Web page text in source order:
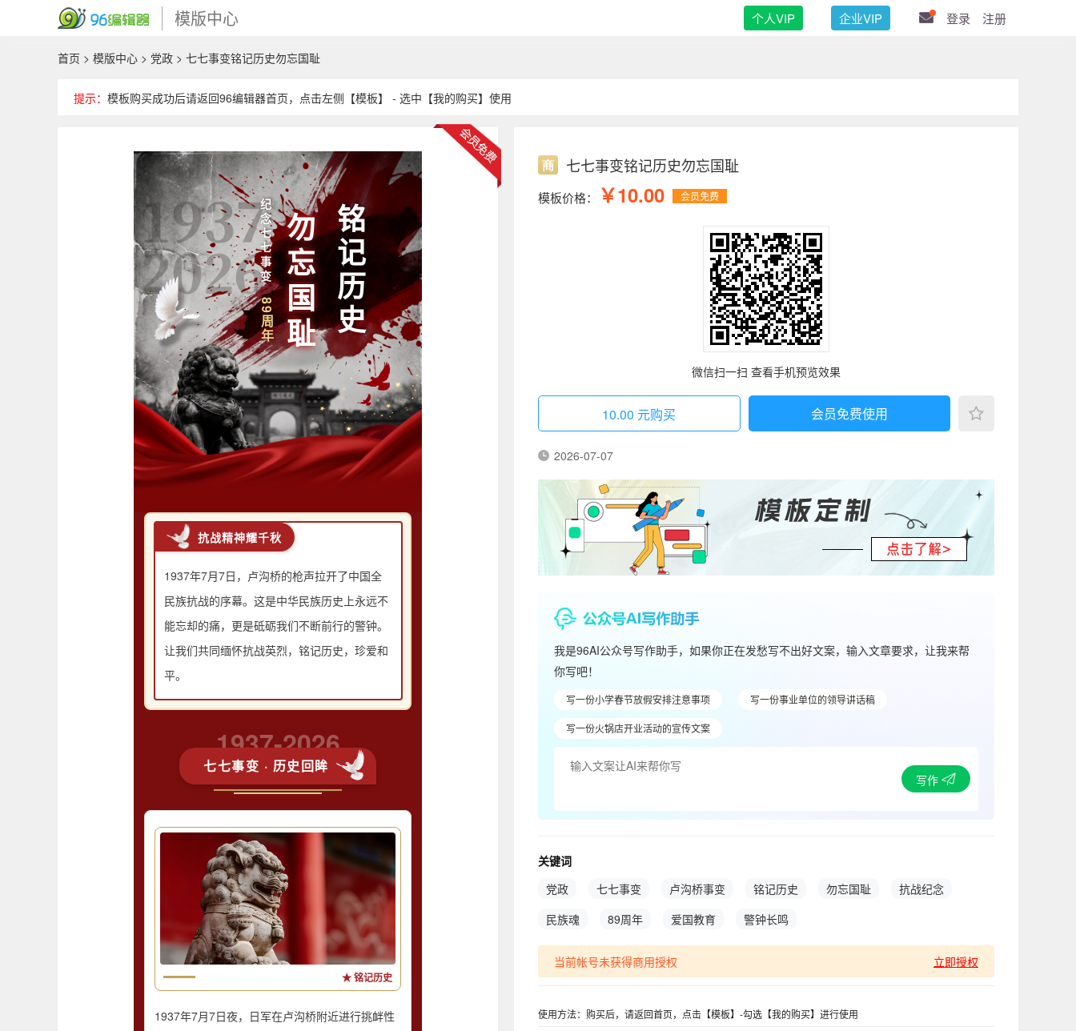
模版中心 个人VIP 企业VIP 登录 注册
首页 > 模版中心 > 党政 > 七七事变铭记历史勿忘国耻
提示： 模板购买成功后请返回96编辑器首页，点击左侧【模板】 - 选中【我的购买】使用
纪念七七事变
89周年勿忘国耻铭记历史
抗战精神耀千秋
1937年7月7日，卢沟桥的枪声拉开了中国全
民族抗战的序幕。这是中华民族历史上永远不
能忘却的痛，更是砥砺我们不断前行的警钟。
让我们共同缅怀抗战英烈，铭记历史，珍爱和
平。
1937-2026
七七事变 · 历史回眸
★ 铭记历史
1937年7月7日夜，日军在卢沟桥附近进行挑衅性
七七事变铭记历史勿忘国耻
模板价格： ￥10.00 会员免费
微信扫一扫 查看手机预览效果
10.00 元购买 会员免费使用
2026-07-07
我是96AI公众号写作助手，如果你正在发愁写不出好文案，输入文章要求，让我来帮
你写吧！
写一份小学春节放假安排注意事项 写一份事业单位的领导讲话稿
写一份火锅店开业活动的宣传文案
写作
关键词
党政
七七事变 卢沟桥事变 铭记历史 勿忘国耻
抗战纪念
民族魂
89周年 爱国教育 警钟长鸣
当前帐号未获得商用授权 立即授权
使用方法：购买后，请返回首页，点击【模板】-勾选【我的购买】进行使用